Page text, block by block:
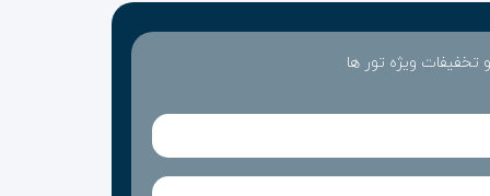
و تخفیفات ویژه تور ها